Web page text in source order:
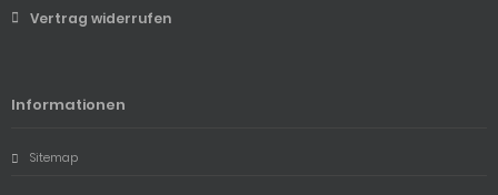
Vertrag widerrufen
Informationen
Sitemap